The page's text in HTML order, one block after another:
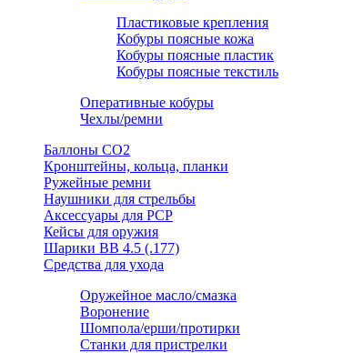
Пластиковые крепления
Кобуры поясные кожа
Кобуры поясные пластик
Кобуры поясные текстиль
Оперативные кобуры
Чехлы/ремни
Баллоны СО2
Кронштейны, кольца, планки
Ружейные ремни
Наушники для стрельбы
Аксессуары для PCP
Кейсы для оружия
Шарики ВВ 4.5 (.177)
Средства для ухода
Оружейное масло/смазка
Воронение
Шомпола/ерши/протирки
Станки для пристрелки